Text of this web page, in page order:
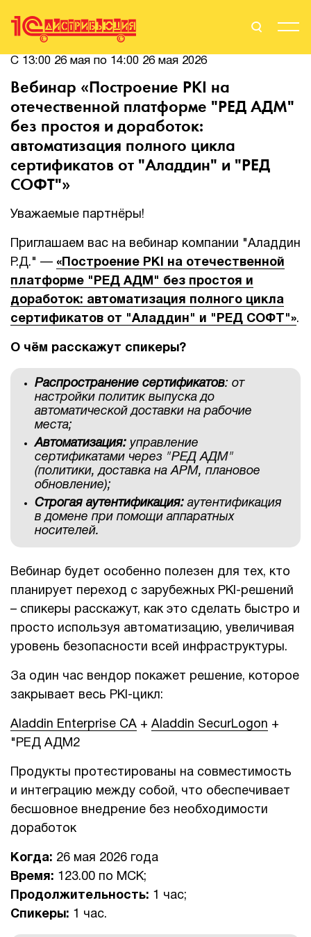
Вход
Стать Партнером
О нас
Вендоры
Партнерам
Сервисы для партнеров
С 13:00 26 мая по 14:00 26 мая 2026
Вебинар «Построение PKI на
отечественной платформе "РЕД АДМ"
без простоя и доработок:
автоматизация полного цикла
сертификатов от "Аладдин" и "РЕД
СОФТ"»
Уважаемые партнёры!
Приглашаем вас на вебинар компании "Аладдин
Р.Д." — «Построение PKI на отечественной
платформе "РЕД АДМ" без простоя и
доработок: автоматизация полного цикла
сертификатов от "Аладдин" и "РЕД СОФТ"».
О чём расскажут спикеры?
Распространение сертификатов: от
настройки политик выпуска до
автоматической доставки на рабочие
места;
Автоматизация: управление
сертификатами через "РЕД АДМ"
(политики, доставка на АРМ, плановое
обновление);
Строгая аутентификация: аутентификация
в домене при помощи аппаратных
носителей.
Вебинар будет особенно полезен для тех, кто
планирует переход с зарубежных PKI-решений
– спикеры расскажут, как это сделать быстро и
просто используя автоматизацию, увеличивая
уровень безопасности всей инфраструктуры.
За один час вендор покажет решение, которое
закрывает весь PKI-цикл:
Aladdin Enterprise CA + Aladdin SecurLogon +
"РЕД АДМ2
Продукты протестированы на совместимость
и интеграцию между собой, что обеспечивает
бесшовное внедрение без необходимости
доработок
Когда: 26 мая 2026 года
Время: 123.00 по МСК;
Продолжительность: 1 час;
Спикеры: 1 час.